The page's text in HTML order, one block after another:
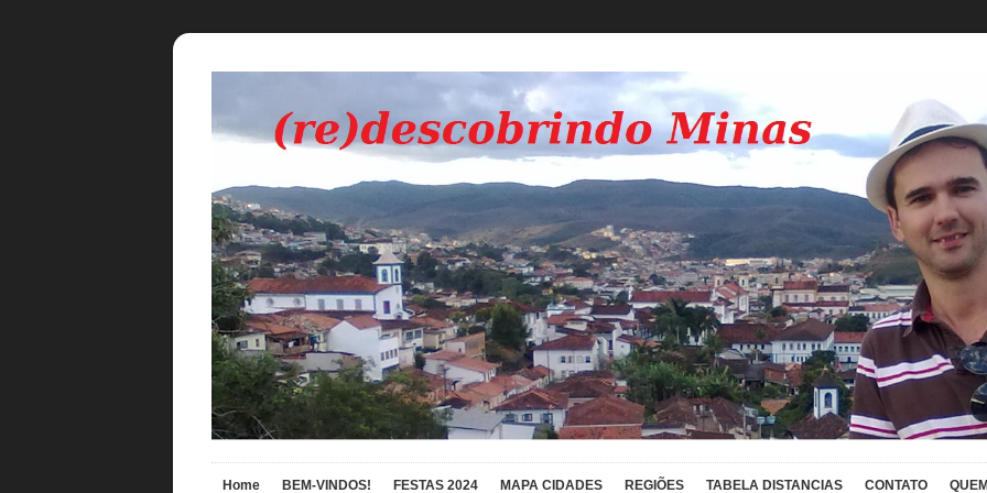
Home BEM-VINDOS! FESTAS 2024 MAPA CIDADES REGIÕES TABELA DISTANCIAS CONTATO